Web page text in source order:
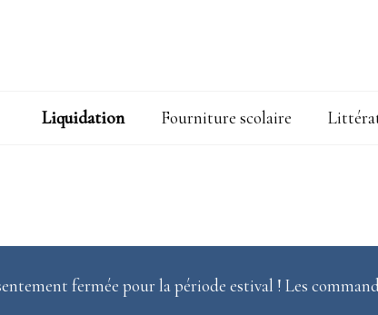
Liquidation Fourniture scolaire
fermée pour la période estival ! Les